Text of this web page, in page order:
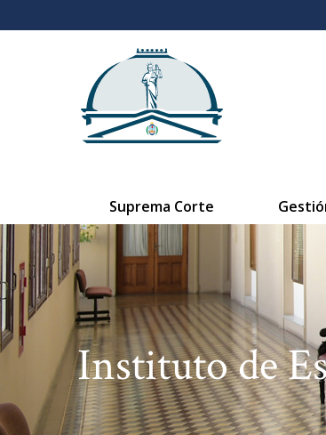
Suprema Corte
Instituto de